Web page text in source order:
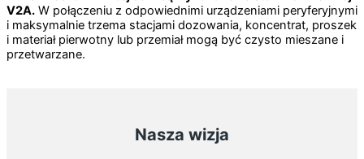
V2A. W połączeniu z odpowiednimi urządzeniami peryferyjnymi
i maksymalnie trzema stacjami dozowania, koncentrat, proszek
i materiał pierwotny lub przemiał mogą być czysto mieszane i
przetwarzane.
Nasza wizja